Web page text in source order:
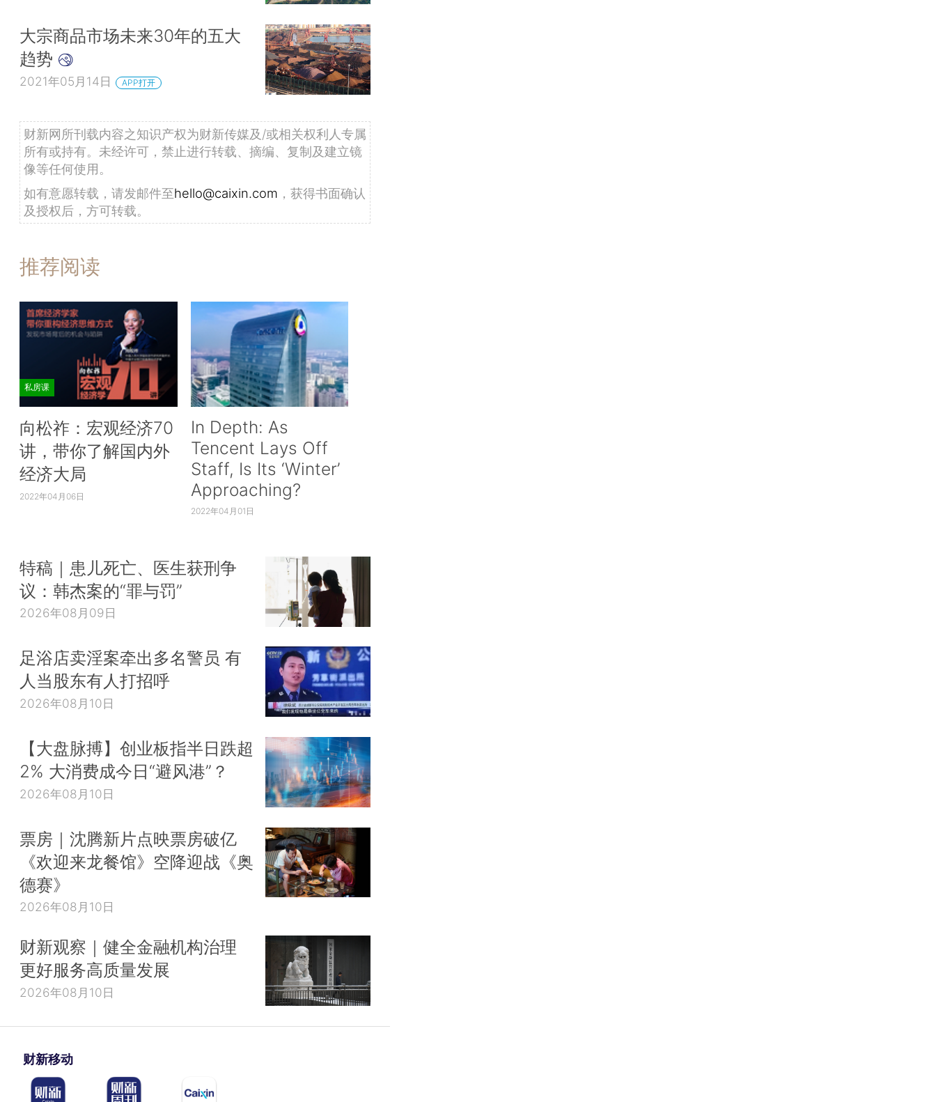
大宗商品市场未来30年的五大
趋势
2021年05月14日 APP打开
财新网所刊载内容之知识产权为财新传媒及/或相关权利人专属
所有或持有。未经许可，禁止进行转载、摘编、复制及建立镜
像等任何使用。
如有意愿转载，请发邮件至hello@caixin.com ，获得书面确认
及授权后，方可转载。
推荐阅读
私房课
向松祚：宏观经济70
讲，带你了解国内外
经济大局
2022年04月06日
In Depth: As
Tencent Lays Off
Staff, Is Its ‘Winter’
Approaching?
2022年04月01日
特稿｜患儿死亡、医生获刑争
议：韩杰案的“罪与罚”
2026年08月09日
足浴店卖淫案牵出多名警员 有
人当股东有人打招呼
2026年08月10日
【大盘脉搏】创业板指半日跌超
2% 大消费成今日“避风港”？
2026年08月10日
票房｜沈腾新片点映票房破亿
《欢迎来龙餐馆》空降迎战《奥
德赛》
2026年08月10日
财新观察｜健全金融机构治理
更好服务高质量发展
2026年08月10日
财新移动